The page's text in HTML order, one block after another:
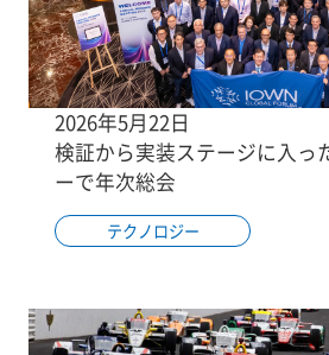
2026年5月22日
検証から実装ステージに入っ
ーで年次総会
テクノロジー